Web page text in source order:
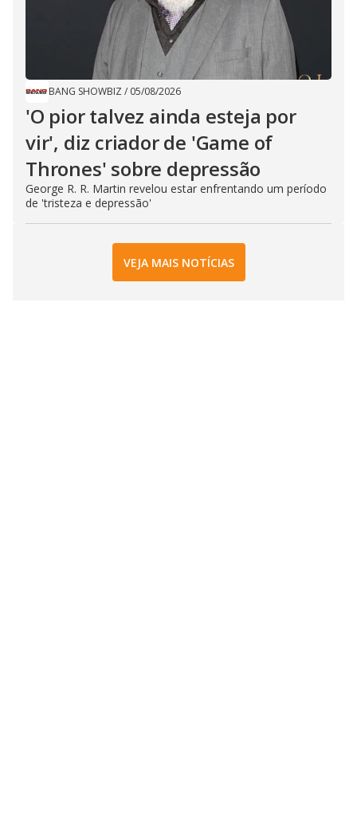
BANG SHOWBIZ / 05/08/2026
'O pior talvez ainda esteja por
vir', diz criador de 'Game of
Thrones' sobre depressão
George R. R. Martin revelou estar enfrentando um período
de 'tristeza e depressão'
VEJA MAIS NOTÍCIAS